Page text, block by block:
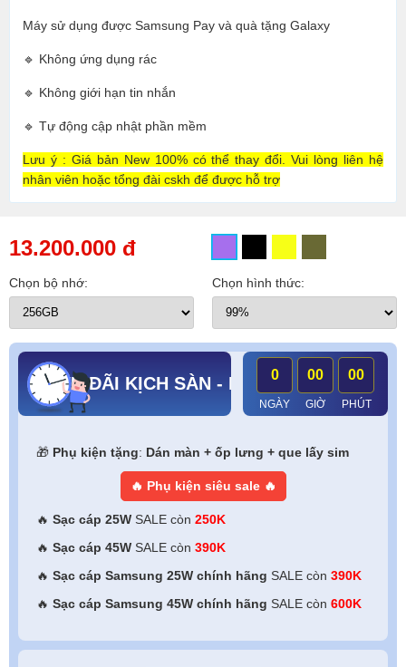
Máy sử dụng được Samsung Pay và quà tặng Galaxy
🔹 Không ứng dụng rác
🔹 Không giới hạn tin nhắn
🔹 Tự động cập nhật phần mềm
Lưu ý : Giá bản New 100% có thể thay đổi. Vui lòng liên hệ
nhân viên hoặc tổng đài cskh để được hỗ trợ
13.200.000 đ
Chọn bộ nhớ: Chọn hình thức:
ƯU ĐÃI KỊCH SÀN - RINH NGÀN QUÀ
0
NGÀY
00
GIỜ
00
PHÚT
🎁 Phụ kiện tặng: Dán màn + ốp lưng + que lấy sim
🔥 Phụ kiện siêu sale 🔥
🔥 Sạc cáp 25W SALE còn 250K
🔥 Sạc cáp 45W SALE còn 390K
🔥 Sạc cáp Samsung 25W chính hãng SALE còn 390K
🔥 Sạc cáp Samsung 45W chính hãng SALE còn 600K